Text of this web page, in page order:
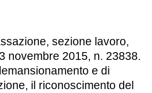
sezione lavoro,
novembre 2015, n. 23838.
e di
il riconoscimento del